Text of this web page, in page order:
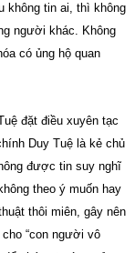
không tin ai, thì không
người khác. Không
có ủng hộ quan
đặt điều xuyên tạc
Duy Tuệ là kẻ chủ
được tin suy nghĩ
theo ý muốn hay
thôi miên, gây nên
“con người vô